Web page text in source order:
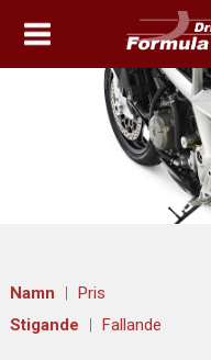
EVENT & UPPLEVELSER
ATOM
Namn
Pris
Stigande
Fallande